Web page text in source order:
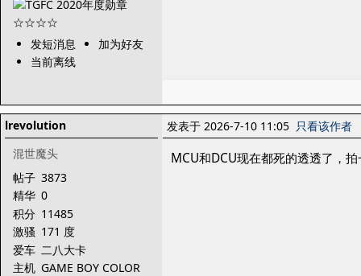
发短消息
加为好友
当前离线
lrevolution
混世魔头
帖子 3873
精华 0
积分 11485
激骚 171 度
爱车 二八大卡
主机 GAME BOY COLOR
发表于 2026-7-10 11:05 只看该作者
MCU和DCU现在都死的透透了，